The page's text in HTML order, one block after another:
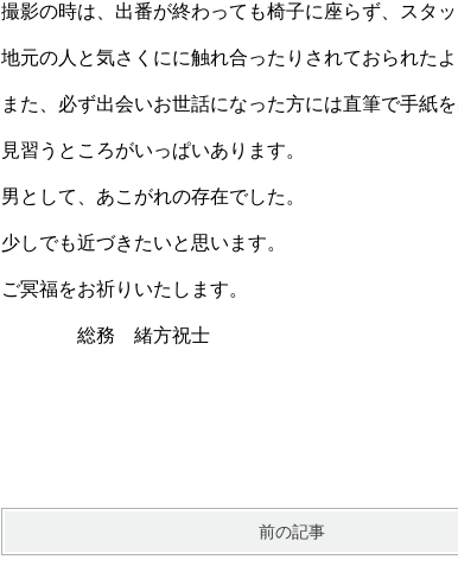
撮影の時は、出番が終わっても椅子に座らず、スタ
地元の人と気さくにに触れ合ったりされておられたよ
また、必ず出会いお世話になった方には直筆で手紙
見習うところがいっぱいあります。
男として、あこがれの存在でした。
少しでも近づきたいと思います。
ご冥福をお祈りいたします。
総務 緒方祝士
前の記事